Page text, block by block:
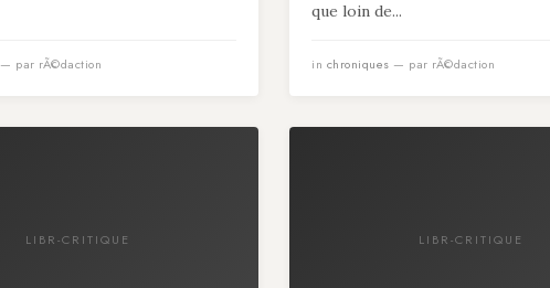
— par rÃ©daction
que loin de...
in chroniques — par rÃ©daction
LIBR-CRITIQUE LIBR-CRITIQUE